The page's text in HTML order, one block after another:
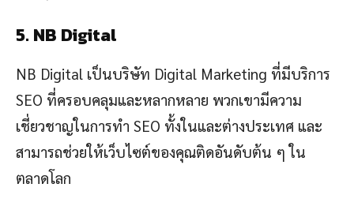
5. NB Digital
NB Digital เป็นบริษัท Digital Marketing ที่มีบริการ
SEO ที่ครอบคลุมและหลากหลาย พวกเขามีความ
เชี่ยวชาญในการทำ SEO ทั้งในและต่างประเทศ และ
สามารถช่วยให้เว็บไซต์ของคุณติดอันดับต้น ๆ ใน
ตลาดโลก